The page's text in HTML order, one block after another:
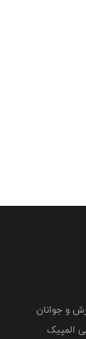
و جوانان
المپیک